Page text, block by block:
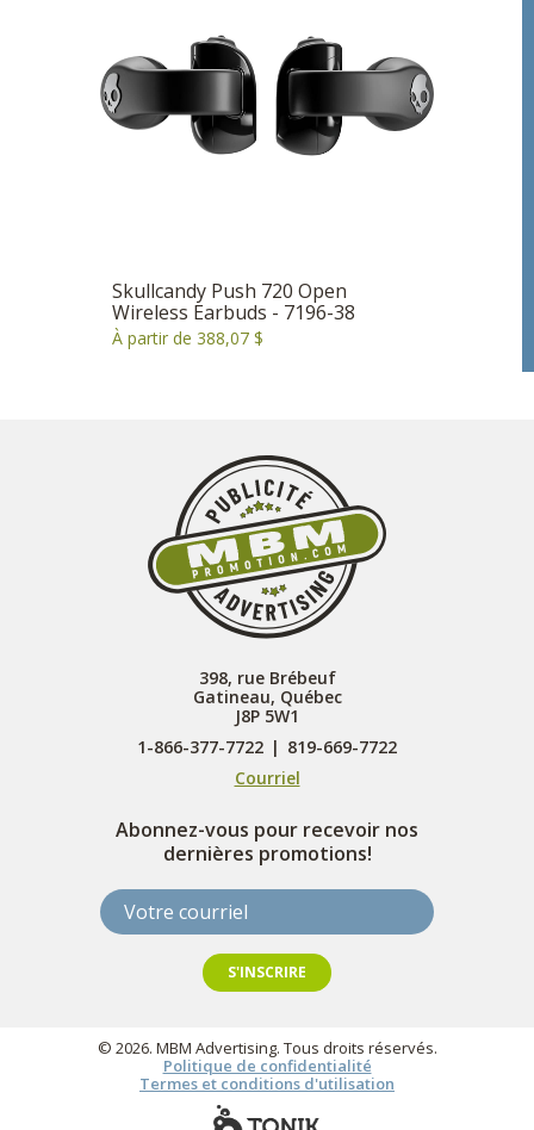
Skullcandy Push 720 Open
Wireless Earbuds - 7196-38
À partir de 388,07 $
398, rue Brébeuf
Gatineau, Québec
J8P 5W1
1-866-377-7722 | 819-669-7722
Courriel
Abonnez-vous pour recevoir nos
dernières promotions!
Votre courriel
S'INSCRIRE
© 2026. MBM Advertising. Tous droits réservés.
Politique de confidentialité
Termes et conditions d'utilisation